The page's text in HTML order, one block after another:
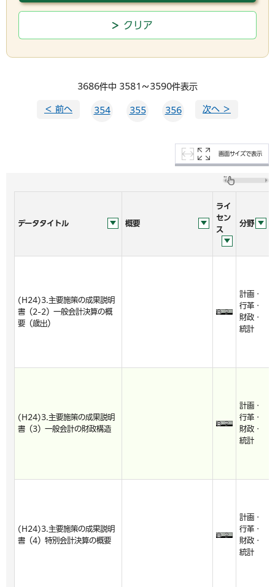
3686件中 3581～3590件表示
＜ 前へ 354 355 356 次へ ＞
画面サイズで表示
データタイトル 概要
ライ
セン
ス
分野
(H24)3.主要施策の成果説明
書（2-2）一般会計決算の概
要（歳出）
計画・
行革・
財政・
統計
(H24)3.主要施策の成果説明
書（3）一般会計の財政構造
計画・
行革・
財政・
統計
(H24)3.主要施策の成果説明
書（4）特別会計決算の概要
計画・
行革・
財政・
統計